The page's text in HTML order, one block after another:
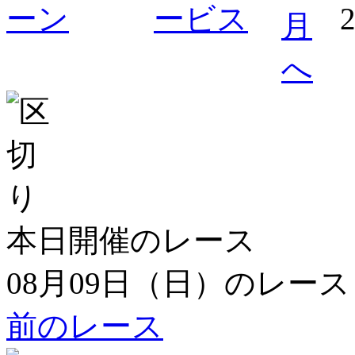
本日開催のレース
08月09日（日）のレース
前のレース